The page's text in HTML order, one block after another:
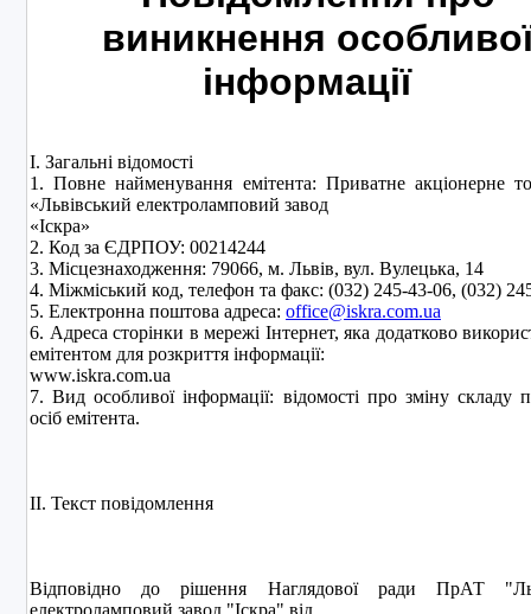
виникнення
інформації
I. Загальні відомості
1. Повне найменування емітента: Приватне акціонерне
«Львівський електроламповий завод
«Іскра»
2. Код за ЄДРПОУ: 00214244
3. Місцезнаходження: 79066, м. Львів, вул. Вулецька, 14
4. Міжміський код, телефон та факс: (032) 245-43-06, (032)
5. Електронна поштова адреса: office@iskra.com.ua
6. Адреса сторінки в мережі Інтернет, яка додатково
емітентом для розкриття інформації:
www.iskra.com.ua
7. Вид особливої інформації: відомості про зміну складу
осіб емітента.
II. Текст повідомлення
Вiдповiдно до рiшення Наглядової ради ПрАТ
електроламповий завод "Iскра" вiд